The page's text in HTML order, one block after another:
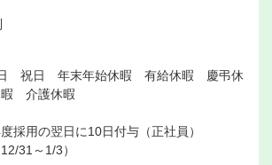
祝日 年末年始休暇 有給休暇 慶弔休
介護休暇
採用の翌日に10日付与（正社員）
31～1/3）